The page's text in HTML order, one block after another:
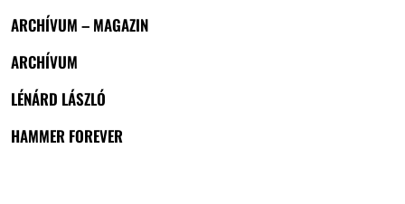
ARCHÍVUM – MAGAZIN
ARCHÍVUM
LÉNÁRD LÁSZLÓ
HAMMER FOREVER